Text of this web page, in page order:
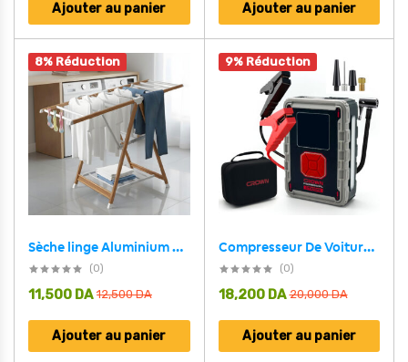
Ajouter au panier Ajouter au panier
8% Réduction
Sèche linge Aluminium à 4 Roues Design Bois – مجفف ملابس مع عجلات مخفية
(0)
12,500DA
11,500 DA
Ajouter au panier
9% Réduction
Compresseur De Voiture Avec Booster Batterie 24000mAh CROWN CT37043TB
(0)
20,000DA
18,200 DA
Ajouter au panier